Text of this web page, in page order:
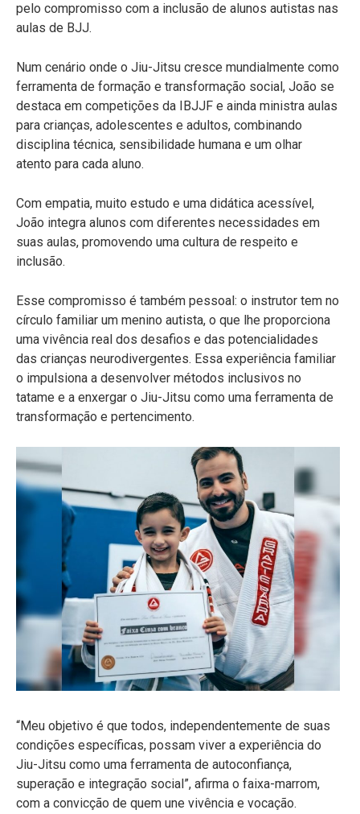
pelo compromisso com a inclusão de alunos autistas nas
aulas de BJJ.
Num cenário onde o Jiu-Jitsu cresce mundialmente como
ferramenta de formação e transformação social, João se
destaca em competições da IBJJF e ainda ministra aulas
para crianças, adolescentes e adultos, combinando
disciplina técnica, sensibilidade humana e um olhar
atento para cada aluno.
Com empatia, muito estudo e uma didática acessível,
João integra alunos com diferentes necessidades em
suas aulas, promovendo uma cultura de respeito e
inclusão.
Esse compromisso é também pessoal: o instrutor tem no
círculo familiar um menino autista, o que lhe proporciona
uma vivência real dos desafios e das potencialidades
das crianças neurodivergentes. Essa experiência familiar
o impulsiona a desenvolver métodos inclusivos no
tatame e a enxergar o Jiu-Jitsu como uma ferramenta de
transformação e pertencimento.
“Meu objetivo é que todos, independentemente de suas
condições específicas, possam viver a experiência do
Jiu-Jitsu como uma ferramenta de autoconfiança,
superação e integração social”, afirma o faixa-marrom,
com a convicção de quem une vivência e vocação.